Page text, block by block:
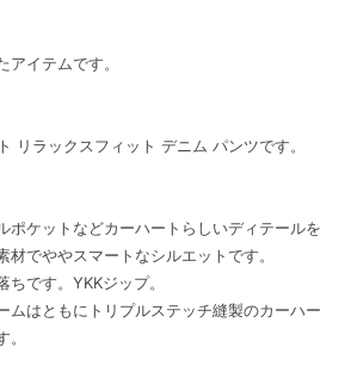
アイテムです。
リラックスフィット デニム パンツです。
ポケットなどカーハートらしいディテールを
材でややスマートなシルエットです。
です。YKKジップ。
ムはともにトリプルステッチ縫製のカーハー